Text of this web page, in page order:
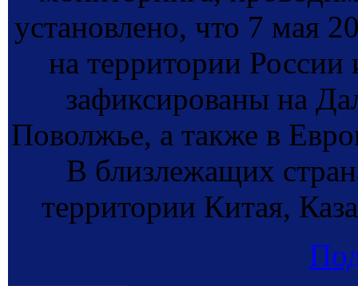
установлено, что 7 мая
на территории
зафиксированы на
Поволжье, а также в
В близлежащих
территории Китая,